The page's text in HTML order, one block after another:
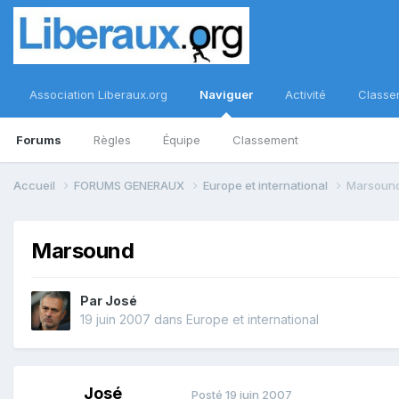
Association Liberaux.org Naviguer
Forums Règles Équipe Classement
Activité
Accueil FORUMS GENERAUX Europe et international
Marsound
Par José
19 juin 2007 dans Europe et international
José Posté 19 juin 2007